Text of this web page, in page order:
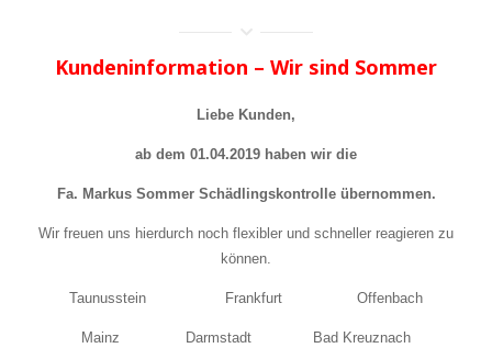
Kundeninformation – Wir sind Sommer
Liebe Kunden,
ab dem 01.04.2019 haben wir die
Fa. Markus Sommer Schädlingskontrolle übernommen.
Wir freuen uns hierdurch noch flexibler und schneller reagieren zu
können.
Taunusstein Frankfurt Offenbach
Mainz Darmstadt Bad Kreuznach